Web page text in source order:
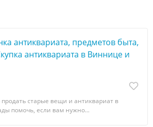
антиквариата, предметов быта,
антиквариата в Виннице и
старые вещи и антиквариат в
помочь, если вам нужно...